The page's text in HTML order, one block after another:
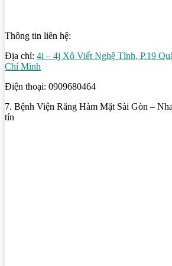
Thông tin liên hệ:
Địa chỉ: 4i – 4j Xô Viết Nghệ Tĩnh, P.19
Chí Minh
Điện thoại: 0909680464
7. Bệnh Viện Răng Hàm Mặt Sài Gòn –
tín